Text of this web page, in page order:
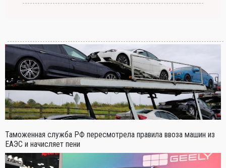
Таможенная служба РФ пересмотрела правила ввоза машин из
ЕАЭС и начисляет пени